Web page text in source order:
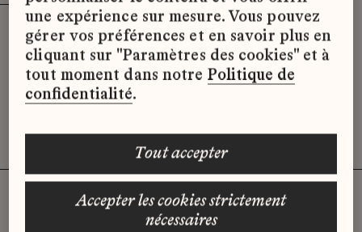
Désolé, il semble qu’il n’y ait pas
d’offres d’emploi disponibles pour le
moment.
une expérience sur mesure. Vous pouvez
gérer vos préférences et en savoir plus en
cliquant sur "Paramètres des cookies" et à
tout moment dans notre Politique de
confidentialité.
accepter les cookies strictement
nécessaires
tout accepter